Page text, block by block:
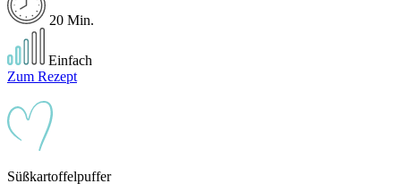
20 Min.
Einfach
Zum Rezept
Süßkartoffelpuffer